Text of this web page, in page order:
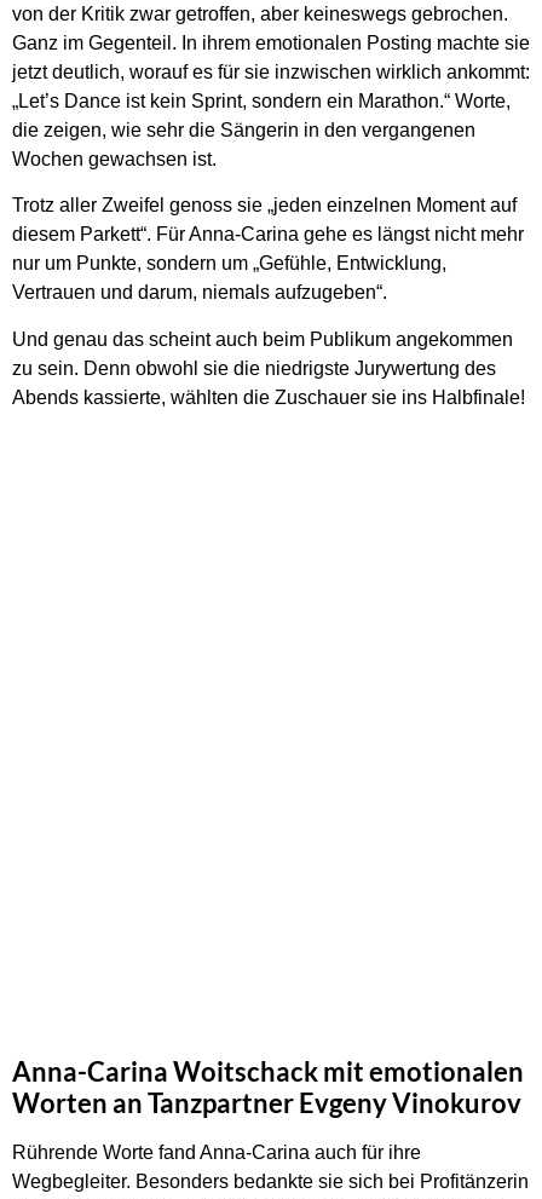
von der Kritik zwar getroffen, aber keineswegs gebrochen.
Ganz im Gegenteil. In ihrem emotionalen Posting machte sie
jetzt deutlich, worauf es für sie inzwischen wirklich ankommt:
„Let’s Dance ist kein Sprint, sondern ein Marathon.“ Worte,
die zeigen, wie sehr die Sängerin in den vergangenen
Wochen gewachsen ist.
Trotz aller Zweifel genoss sie „jeden einzelnen Moment auf
diesem Parkett“. Für Anna-Carina gehe es längst nicht mehr
nur um Punkte, sondern um „Gefühle, Entwicklung,
Vertrauen und darum, niemals aufzugeben“.
Und genau das scheint auch beim Publikum angekommen
zu sein. Denn obwohl sie die niedrigste Jurywertung des
Abends kassierte, wählten die Zuschauer sie ins Halbfinale!
Anna-Carina Woitschack mit emotionalen
Worten an Tanzpartner Evgeny Vinokurov
Rührende Worte fand Anna-Carina auch für ihre
Wegbegleiter. Besonders bedankte sie sich bei Profitänzerin